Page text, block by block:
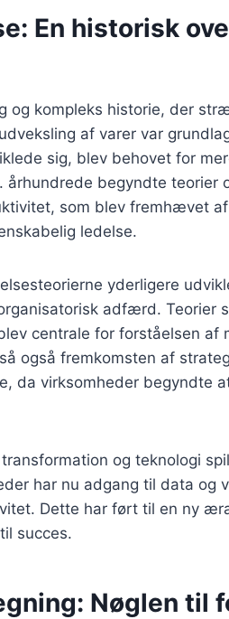
En historisk
og kompleks historie, der
af varer var
sig, blev behovet for
århundrede begyndte teorier
som blev fremhævet
ledelse.
yderligere
adfærd. Teorier
centrale for forståelsen af
også fremkomsten af
da virksomheder begyndte
og teknologi
har nu adgang til data og
Dette har ført til en ny
succes.
Nøglen til